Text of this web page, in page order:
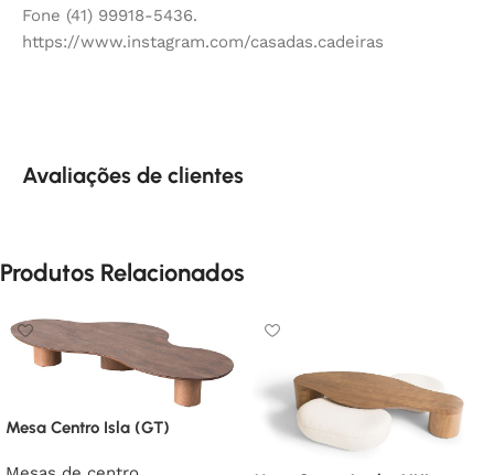
Fone (41) 99918-5436.
https://www.instagram.com/casadas.cadeiras
Avaliações de clientes
Produtos Relacionados
Mesa Centro Isla (GT)